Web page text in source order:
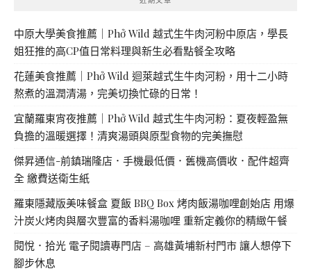
中原大學美食推薦｜Phở Wild 越式生牛肉河粉中原店，學長
姐狂推的高CP值日常料理與新生必看點餐全攻略
花蓮美食推薦｜Phở Wild 迴萊越式生牛肉河粉，用十二小時
熬煮的溫潤清湯，完美切換忙碌的日常！
宜蘭羅東宵夜推薦｜Phở Wild 越式生牛肉河粉：夏夜輕盈無
負擔的溫暖選擇！清爽湯頭與原型食物的完美撫慰
傑昇通信-前鎮瑞隆店．手機最低價．舊機高價收．配件超齊
全 繳費送衛生紙
羅東隱藏版美味餐盒 夏飯 BBQ Box 烤肉飯湯咖哩創始店 用爆
汁炭火烤肉與層次豐富的香料湯咖哩 重新定義你的精緻午餐
閱悅．拾光 電子閱讀專門店 – 高雄黃埔新村門市 讓人想停下
腳步休息